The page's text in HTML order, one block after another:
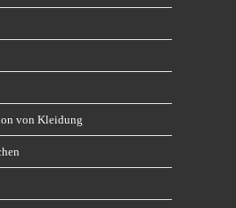
von Kleidung